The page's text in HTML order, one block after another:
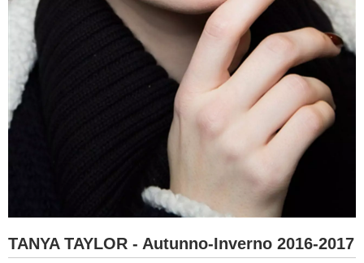
TANYA TAYLOR - Autunno-Inverno 2016-2017